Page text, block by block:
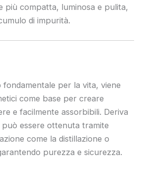
più compatta, luminosa e pulita,
di impurità.
fondamentale per la vita, viene
come base per creare
e facilmente assorbibili. Deriva
essere ottenuta tramite
come la distillazione o
purezza e sicurezza.